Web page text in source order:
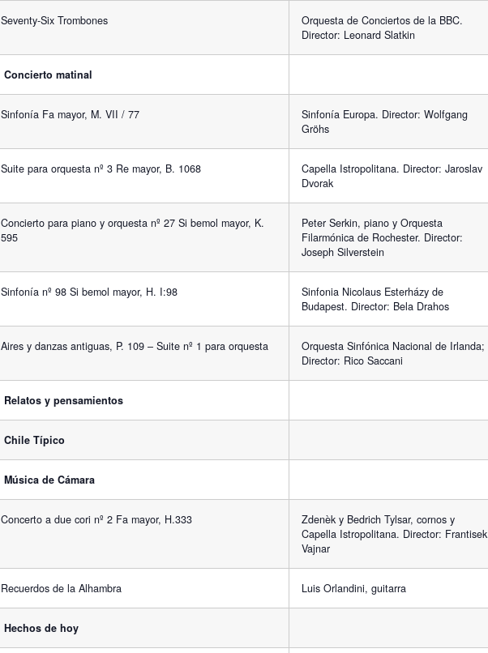
Seventy-Six Trombones
Orquesta de Conciertos de la BBC.
Director: Leonard Slatkin
Concierto matinal
Sinfonía Fa mayor, M. VII / 77
Sinfonía Europa. Director: Wolfgang
Gröhs
Suite para orquesta nº 3 Re mayor, B. 1068
Capella Istropolitana. Director: Jaroslav
Dvorak
Concierto para piano y orquesta nº 27 Si bemol mayor, K.
595
Peter Serkin, piano y Orquesta
Filarmónica de Rochester. Director:
Joseph Silverstein
Sinfonía nº 98 Si bemol mayor, H. I:98
Sinfonia Nicolaus Esterházy de
Budapest. Director: Bela Drahos
Aires y danzas antiguas, P. 109 – Suite nº 1 para orquesta
Orquesta Sinfónica Nacional de Irlanda;
Director: Rico Saccani
Relatos y pensamientos
Chile Típico
Música de Cámara
Concerto a due cori nº 2 Fa mayor, H.333
Zdenèk y Bedrich Tylsar, cornos y
Capella Istropolitana. Director: Frantisek
Vajnar
Recuerdos de la Alhambra Luis Orlandini, guitarra
Hechos de hoy